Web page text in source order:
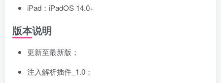
iPad：iPadOS 14.0+
版本说明
更新至最新版；
注入解析插件_1.0；